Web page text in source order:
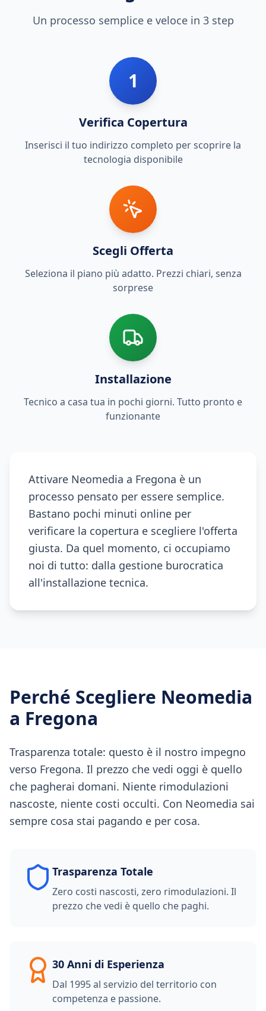
Un processo semplice e veloce in 3 step
1
Verifica Copertura
Inserisci il tuo indirizzo completo per scoprire la
tecnologia disponibile
Scegli Offerta
Seleziona il piano più adatto. Prezzi chiari, senza
sorprese
Installazione
Tecnico a casa tua in pochi giorni. Tutto pronto e
funzionante
Attivare Neomedia a Fregona è un
processo pensato per essere semplice.
Bastano pochi minuti online per
verificare la copertura e scegliere l'offerta
giusta. Da quel momento, ci occupiamo
noi di tutto: dalla gestione burocratica
all'installazione tecnica.
Perché Scegliere Neomedia
a Fregona
Trasparenza totale: questo è il nostro impegno
verso Fregona. Il prezzo che vedi oggi è quello
che pagherai domani. Niente rimodulazioni
nascoste, niente costi occulti. Con Neomedia sai
sempre cosa stai pagando e per cosa.
Trasparenza Totale
Zero costi nascosti, zero rimodulazioni. Il
prezzo che vedi è quello che paghi.
30 Anni di Esperienza
Dal 1995 al servizio del territorio con
competenza e passione.